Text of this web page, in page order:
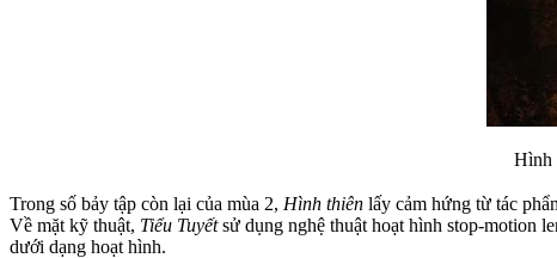
Hình
Trong số bảy tập còn lại của mùa 2, Hình thiên lấy cảm hứng từ tác
Về mặt kỹ thuật, Tiểu Tuyếtsử dụng nghệ thuật hoạt hình stop-motion
dưới dạng hoạt hình.